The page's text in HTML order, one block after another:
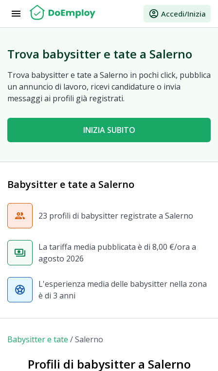
menu account_circle Accedi/Inizia
Trova babysitter e tate a Salerno
Trova babysitter e tate a Salerno in pochi click, pubblica
un annuncio di lavoro, ricevi candidature o invia
messaggi ai profili già registrati.
INIZIA SUBITO
Babysitter e tate a Salerno
group 23 profili di babysitter registrate a Salerno
payments
La tariffa media pubblicata è di 8,00 €/ora a
agosto 2026
stars
L'esperienza media delle babysitter nella zona
è di 3 anni
Babysitter e tate /Salerno
Profili di babysitter a Salerno